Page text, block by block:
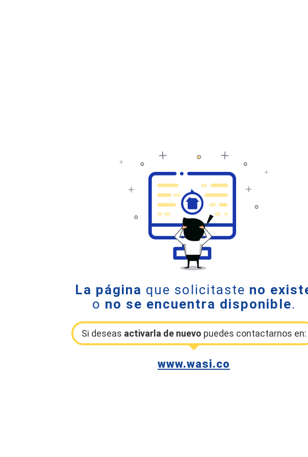
La página que solicitaste no
o no se encuentra disponible.
Si deseas activarla de nuevo puedes contactarnos en:
www.wasi.co